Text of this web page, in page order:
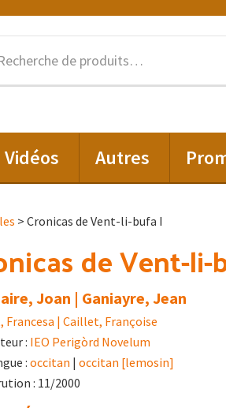
Vidéos Autres
> Cronicas de Vent-li-bufa I
de Vent-li-
Joan | Ganiayre, Jean
Francesa | Caillet, Françoise
: IEO Perigòrd Novelum
:occitan | occitan [lemosin]
: 11/2000